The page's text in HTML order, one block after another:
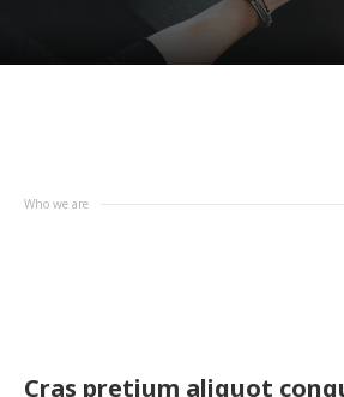
Who we are
Cras pretium aliquot